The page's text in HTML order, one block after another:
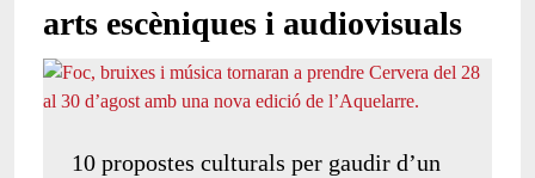
arts escèniques i audiovisuals
10 propostes culturals per gaudir d’un